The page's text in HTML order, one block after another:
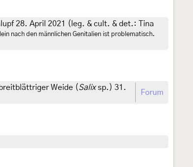
28. April 2021 (leg. & cult. & det.: Tina
nach den männlichen Genitalien ist problematisch.
Weide (Salixsp.) 31.
Forum